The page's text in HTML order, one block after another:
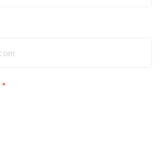
*